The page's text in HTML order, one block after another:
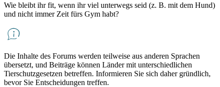
Wie bleibt ihr fit, wenn ihr viel unterwegs seid (z. B. mit dem Hund)
und nicht immer Zeit fürs Gym habt?
Die Inhalte des Forums werden teilweise aus anderen Sprachen
übersetzt, und Beiträge können Länder mit unterschiedlichen
Tierschutzgesetzen betreffen. Informieren Sie sich daher gründlich,
bevor Sie Entscheidungen treffen.